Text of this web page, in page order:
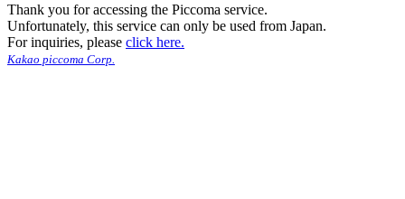
Thank you for accessing the Piccoma service.
Unfortunately, this service can only be used from Japan.
For inquiries, please click here.
Kakao piccoma Corp.